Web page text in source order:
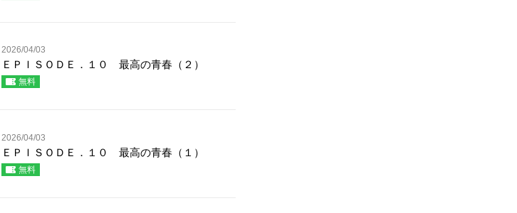
2026/04/03
ＥＰＩＳＯＤＥ．１０ 最高の青春（２）
無料
2026/04/03
ＥＰＩＳＯＤＥ．１０ 最高の青春（１）
無料